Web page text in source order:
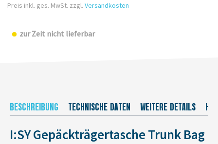
Preis inkl. ges. MwSt. zzgl. Versandkosten
zur Zeit nicht lieferbar
BESCHREIBUNG TECHNISCHE DATEN WEITERE DETAILS
I:SY Gepäckträgertasche Trunk Bag